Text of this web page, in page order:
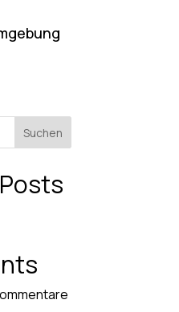
Suchen